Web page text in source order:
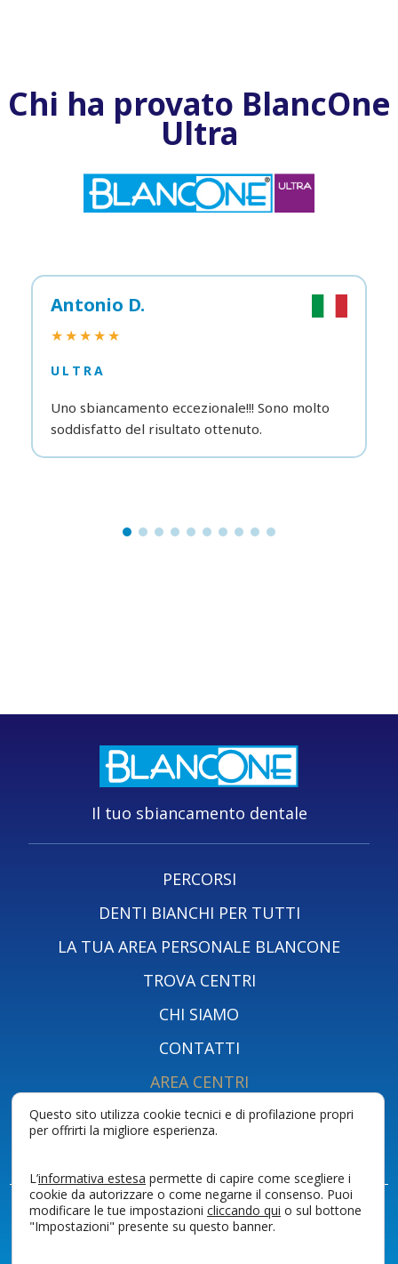
Chi ha provato BlancOne
Ultra
Antonio D.
★★★★★
ULTRA
Uno sbiancamento eccezionale!!! Sono molto
soddisfatto del risultato ottenuto.
Il tuo sbiancamento dentale
PERCORSI
DENTI BIANCHI PER TUTTI
LA TUA AREA PERSONALE BLANCONE
TROVA CENTRI
CHI SIAMO
CONTATTI
AREA CENTRI
AREA PROFESSIONISTI
P.I. 00786780098
Questo sito utilizza cookie tecnici e di profilazione propri
per offrirti la migliore esperienza.
L’informativa estesa permette di capire come scegliere i
cookie da autorizzare o come negarne il consenso. Puoi
modificare le tue impostazioni cliccando qui o sul bottone
"Impostazioni" presente su questo banner.